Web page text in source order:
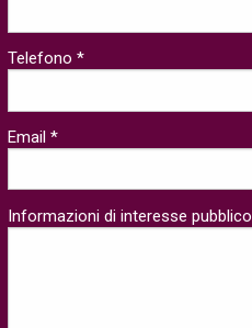
Telefono *
Email *
Informazioni di interesse